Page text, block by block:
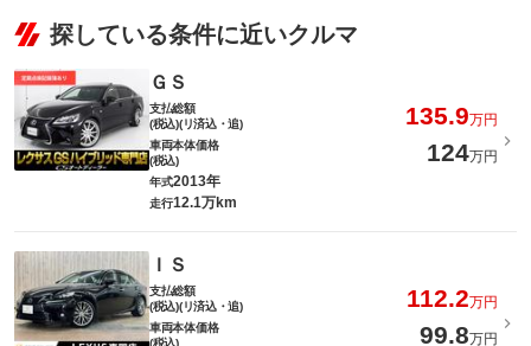
探している条件に近いクルマ
ＧＳ
支払総額
(税込)(リ済込・追)
135.9万円
車両本体価格
(税込)
124万円
年式2013年
走行12.1万km
ＩＳ
支払総額
(税込)(リ済込・追)
112.2万円
車両本体価格
(税込)
99.8万円